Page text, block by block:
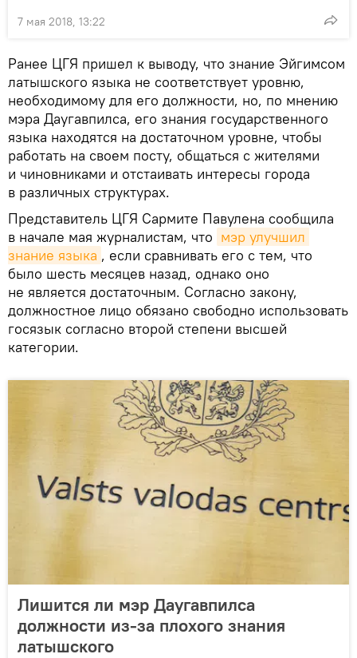
7 мая 2018, 13:22
Ранее ЦГЯ пришел к выводу, что знание Эйгимсом
латышского языка не соответствует уровню,
необходимому для его должности, но, по мнению
мэра Даугавпилса, его знания государственного
языка находятся на достаточном уровне, чтобы
работать на своем посту, общаться с жителями
и чиновниками и отстаивать интересы города
в различных структурах.
Представитель ЦГЯ Сармите Павулена сообщила
в начале мая журналистам, что мэр улучшил
знание языка , если сравнивать его с тем, что
было шесть месяцев назад, однако оно
не является достаточным. Согласно закону,
должностное лицо обязано свободно использовать
госязык согласно второй степени высшей
категории.
Лишится ли мэр Даугавпилса
должности из-за плохого знания
латышского